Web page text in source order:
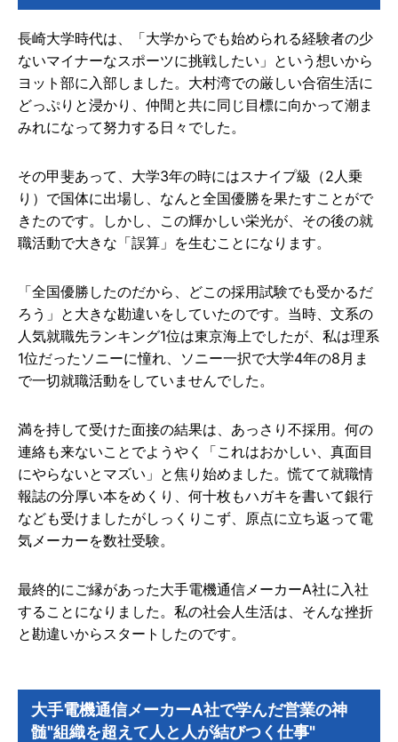
長崎大学時代は、「大学からでも始められる経験者の少
ないマイナーなスポーツに挑戦したい」という想いから
ヨット部に入部しました。大村湾での厳しい合宿生活に
どっぷりと浸かり、仲間と共に同じ目標に向かって潮ま
みれになって努力する日々でした。
その甲斐あって、大学3年の時にはスナイプ級（2人乗
り）で国体に出場し、なんと全国優勝を果たすことがで
きたのです。しかし、この輝かしい栄光が、その後の就
職活動で大きな「誤算」を生むことになります。
「全国優勝したのだから、どこの採用試験でも受かるだ
ろう」と大きな勘違いをしていたのです。当時、文系の
人気就職先ランキング1位は東京海上でしたが、私は理系
1位だったソニーに憧れ、ソニー一択で大学4年の8月ま
で一切就職活動をしていませんでした。
満を持して受けた面接の結果は、あっさり不採用。何の
連絡も来ないことでようやく「これはおかしい、真面目
にやらないとマズい」と焦り始めました。慌てて就職情
報誌の分厚い本をめくり、何十枚もハガキを書いて銀行
なども受けましたがしっくりこず、原点に立ち返って電
気メーカーを数社受験。
最終的にご縁があった大手電機通信メーカーA社に入社
することになりました。私の社会人生活は、そんな挫折
と勘違いからスタートしたのです。
大手電機通信メーカーA社で学んだ営業の神
髄"組織を超えて人と人が結びつく仕事"